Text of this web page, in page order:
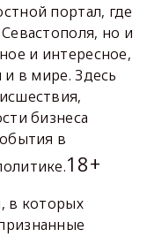
портал, где
но и
и интересное,
в мире. Здесь
бизнеса
в
18+
в которых